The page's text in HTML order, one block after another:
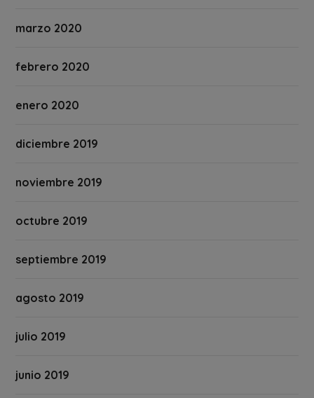
marzo 2020
febrero 2020
enero 2020
diciembre 2019
noviembre 2019
octubre 2019
septiembre 2019
agosto 2019
julio 2019
junio 2019